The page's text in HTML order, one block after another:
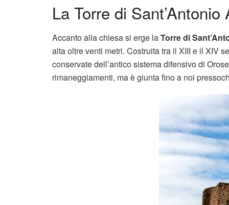
La Torre di Sant’Antonio
Accanto alla chiesa si erge laTorre di
alta oltre venti metri. Costruita tra il XIII e il XIV
conservate dell’antico sistema difensivo di
rimaneggiamenti, ma è giunta fino a noi